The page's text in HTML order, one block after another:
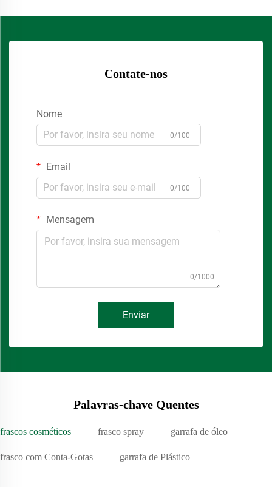
Contate-nos
Nome
0/100
Email
0/100
Mensagem
0/1000
Enviar
Palavras-chave Quentes
frascos cosméticos frasco spray garrafa de óleo
frasco com Conta-Gotas garrafa de Plástico